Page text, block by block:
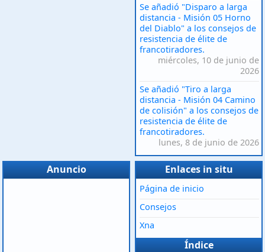
Se añadió "Disparo a larga
distancia - Misión 05 Horno
del Diablo" a los consejos de
resistencia de élite de
francotiradores.
miércoles, 10 de junio de
2026
Se añadió "Tiro a larga
distancia - Misión 04 Camino
de colisión" a los consejos de
resistencia de élite de
francotiradores.
lunes, 8 de junio de 2026
Anuncio Enlaces in situ
Página de inicio
Consejos
Xna
Índice